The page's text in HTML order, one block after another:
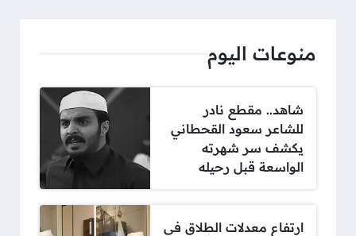
منوعات اليوم
شاهد.. مقطع نادر
للشاعر سعود القحطاني
يكشف سر شهرته
الواسعة قبل رحيله
ارتفاع معدلات الطلاق في